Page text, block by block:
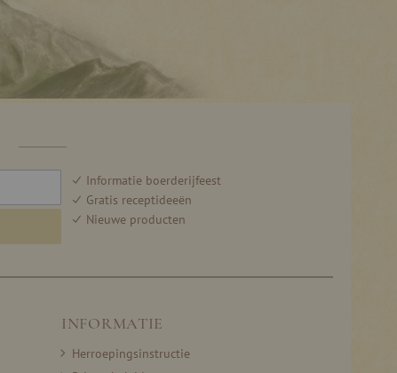
Informatie boerderijfeest
Gratis receptideeën
Nieuwe producten
INFORMATIE
Herroepingsinstructie